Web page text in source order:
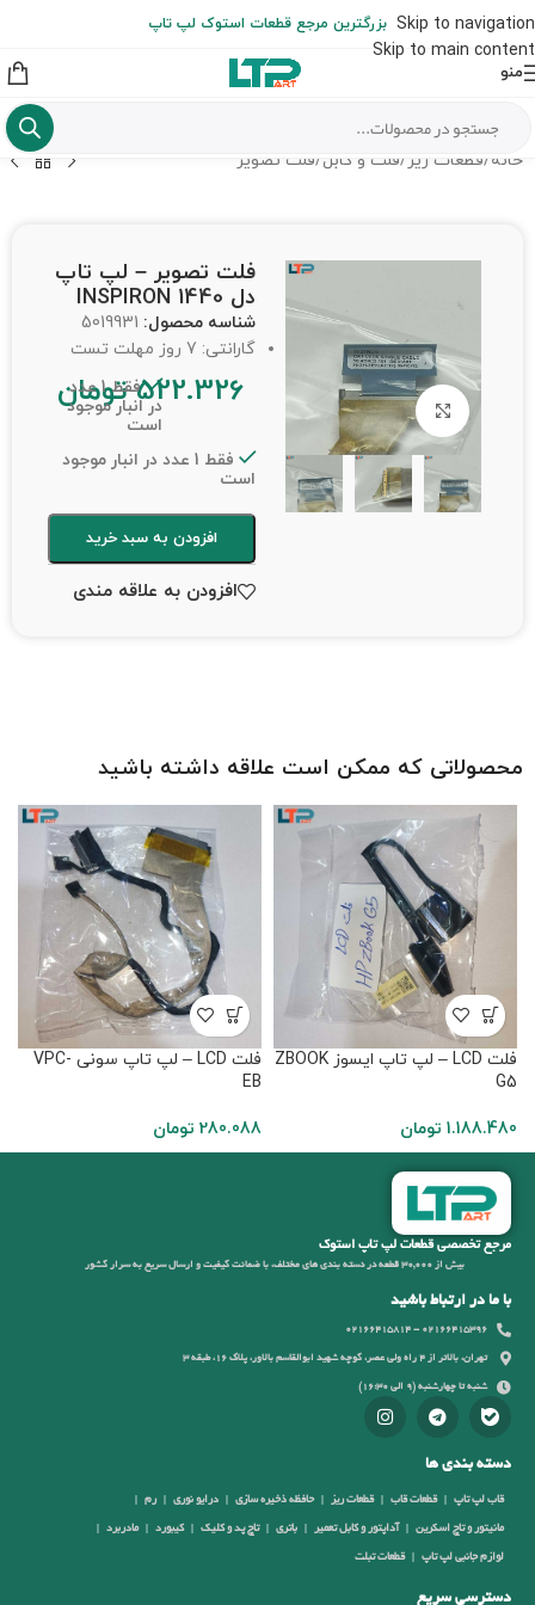
Skip to navigation
Skip to main content
از شهرستان به عهده مشتری است)
بزرگترین مرجع قطعات استوک لپ تاپ
منو
خانه /قطعات ریز /فلت و کابل /فلت تصویر
برای بزرگنمایی کلیک کنید
فلت تصویر – لپ تاپ
دل INSPIRON 1440
شناسه محصول: 5019931
گارانتی: 7 روز مهلت تست
522.326 تومان
فقط 1 عدد
در انبار موجود
است
فقط 1 عدد در انبار موجود
است
افزودن به سبد خرید
افزودن به علاقه مندی
محصولاتی که ممکن است علاقه داشته باشید
فلت LCD – لپ تاپ ایسوز ZBOOK
G5
1.188.480 تومان
فلت LCD – لپ تاپ سونی VPC-
EB
280.088 تومان
مرجع تخصصی قطعات لپ تاپ استوک
بیش از 30,000 قطعه در دسته بندی های مختلف، با ضمانت کیفیت و ارسال سریع به سرار کشور
با ما در ارتباط باشید
02166415396 - 02166415814
تهران، بالاتر از 4 راه ولی عصر، کوچه شهید ابوالقاسم بالاور، پلاک 16، طبقه 3
شنبه تا چهارشنبه (9 الی 16:30)
دسته بندی ها
قاب لپ تاپ قطعات قاب قطعات ریز حافظه ذخیره سازی درایو نوری رم
مانیتور و تاچ اسکرین آداپتور و کابل تعمیر باتری تاچ پد و کلیک کیبورد مادربرد
لوازم جانبی لپ تاپ قطعات تبلت
دسترسی سریع